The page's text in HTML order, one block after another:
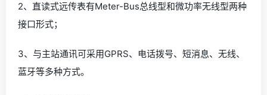
2、直读式远传表有Meter-Bus总线型和微功率无线型两种
接口形式；
3、与主站通讯可采用GPRS、电话拨号、短消息、无线、
蓝牙等多种方式。